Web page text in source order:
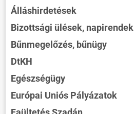
Álláshirdetések
Bizottsági ülések, napirendek
Bűnmegelőzés, bűnügy
DtKH
Egészségügy
Európai Uniós Pályázatok